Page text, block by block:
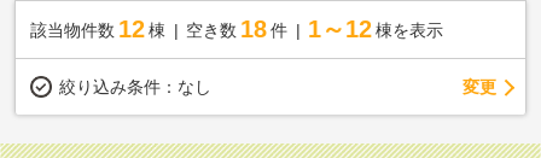
該当物件数 12棟 空き数 18 件 1～12 棟を表示
絞り込み条件： なし 変更